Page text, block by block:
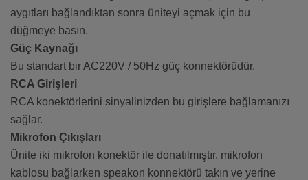
aygıtları bağlandıktan sonra üniteyi açmak için bu
düğmeye basın.
Güç Kaynağı
Bu standart bir AC220V / 50Hz güç konnektörüdür.
RCA Girişleri
RCA konektörlerini sinyalinizden bu girişlere bağlamanızı
sağlar.
Mikrofon Çıkışları
Ünite iki mikrofon konektör ile donatılmıştır. mikrofon
kablosu bağlarken speakon konnektörü takın ve yerine